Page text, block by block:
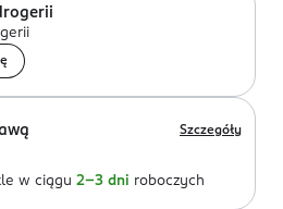
Szczegóły
w ciągu 2-3 dni roboczych